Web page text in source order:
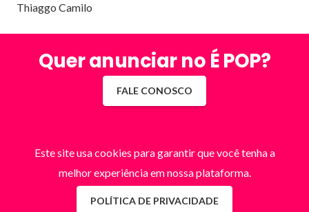
Thiaggo Camilo
Quer anunciar no É POP?
FALE CONOSCO
Este site usa cookies para garantir que você tenha a
melhor experiência em nossa plataforma.
POLÍTICA DE PRIVACIDADE